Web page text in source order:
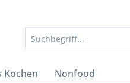
Kochen Nonfood